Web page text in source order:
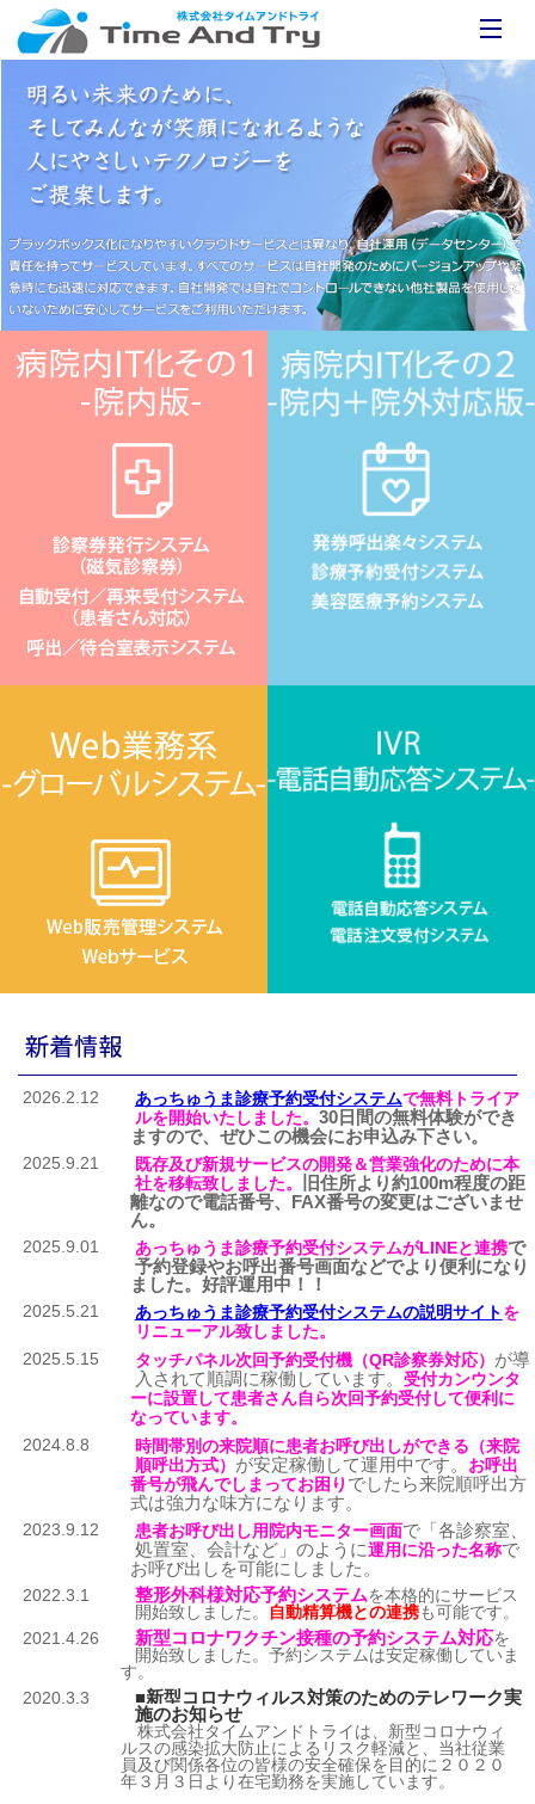
2026.2.12 あっちゅうま診療予約受付システムで無料トライア
ルを開始いたしました。 30日間の無料体験ができ
ますので、ぜひこの機会にお申込み下さい。
2025.9.21
既存及び新規サービスの開発＆営業強化のために本
社を移転致しました。
旧住所より約100m程度の距
離なので電話番号、FAX番号の変更はございませ
ん。
2025.9.01 あっちゅうま診療予約受付システムがLINEと連携で
予約登録やお呼出番号画面などでより便利になり
ました。好評運用中！！
2025.5.21 あっちゅうま診療予約受付システムの説明サイトを
リニューアル致しました。
2025.5.15
タッチパネル次回予約受付機（QR診察券対応） が導
入されて順調に稼働しています。 受付カンウンタ
ーに設置して患者さん自ら次回予約受付して便利に
なっています。
2024.8.8
時間帯別の来院順に患者お呼び出しができる（来院
順呼出方式） が安定稼働して運用中です。
お呼出
番号が飛んでしまってお困り でしたら来院順呼出方
式は強力な味方になります。
2023.9.12 患者お呼び出し用院内モニター画面で「各診察室、
処置室、会計など」のように運用に沿った名称で
お呼び出しを可能にしました。
2022.3.1 整形外科様対応予約システムを本格的にサービス
開始致しました。
自動精算機との連携も可能です。
2021.4.26
新型コロナワクチン接種の予約システム対応を
開始致しました。予約システムは安定稼働していま
す。
2020.3.3
■新型コロナウィルス対策のためのテレワーク実
施のお知らせ
株式会社タイムアンドトライは、新型コロナウィ
ルスの感染拡大防止によるリスク軽減と、当社従業
員及び関係各位の皆様の安全確保を目的に２０２０
年３月３日より在宅勤務を実施しています。